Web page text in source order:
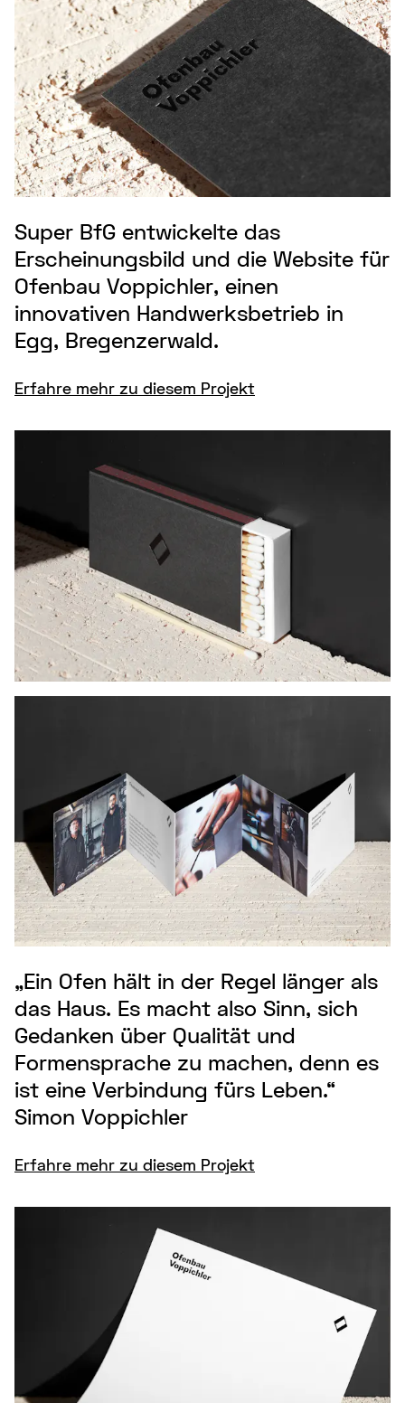
Super BfG entwickelte das
Erscheinungsbild und die Website für
Ofenbau Voppichler, einen
innovativen Handwerksbetrieb in
Egg, Bregenzerwald.
Erfahre mehr zu diesem Projekt
„Ein Ofen hält in der Regel länger als
das Haus. Es macht also Sinn, sich
Gedanken über Qualität und
Formensprache zu machen, denn es
ist eine Verbindung fürs Leben.“
Simon Voppichler
Erfahre mehr zu diesem Projekt